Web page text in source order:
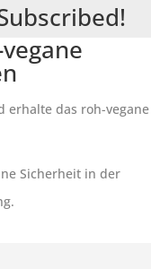
erhalte das roh-vegane
Sicherheit in der